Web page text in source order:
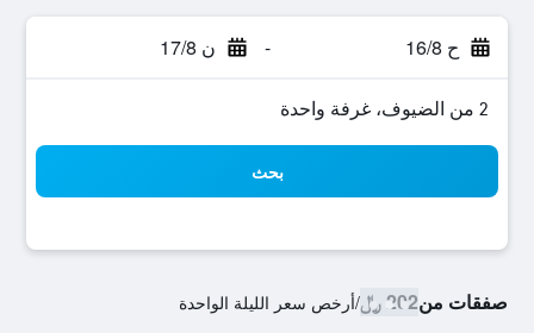
ح 16/8 - ن 17/8
2 من الضيوف، غرفة واحدة
بحث
صفقات من202 ﷼ /أرخص سعر الليلة الواحدة